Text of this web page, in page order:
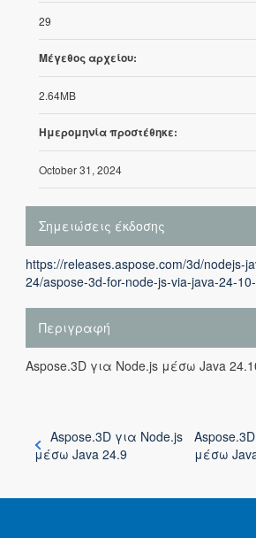
29
Μέγεθος αρχείου:
2.64MB
Ημερομηνία προστέθηκε:
October 31, 2024
Σημειώσεις έκδοσης
https://releases.aspose.com/3d/nodejs-
24/aspose-3d-for-node-js-via-java-24-
Περιγραφή
Aspose.3D για Node.js μέσω Java
Aspose.3D για Node.js
μέσω Java 24.9
μέσω